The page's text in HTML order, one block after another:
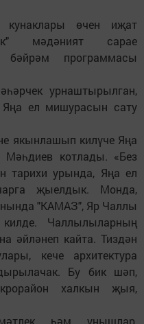
өчен иҗат
мәдәният сарае
программасы
урнаштырылган,
ел мишурасын сату
якынлашып килүче Яңа
котлады. «Без
тарихи урында, Яңа ел
җыелдык. Монда,
"КАМАЗ", Яр Чаллы
Чаллылыларның
әйләнеп кайта. Тиздән
кече архитектура
Бу бик шәп,
халкын җыя,
һәм уңышлар,